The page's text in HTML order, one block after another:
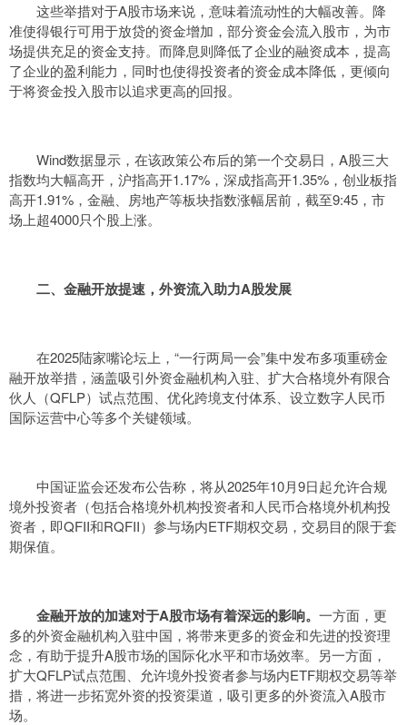
这些举措对于A股市场来说，意味着流动性的大幅改善。降
准使得银行可用于放贷的资金增加，部分资金会流入股市，为市
场提供充足的资金支持。而降息则降低了企业的融资成本，提高
了企业的盈利能力，同时也使得投资者的资金成本降低，更倾向
于将资金投入股市以追求更高的回报。
Wind数据显示，在该政策公布后的第一个交易日，A股三大
指数均大幅高开，沪指高开1.17%，深成指高开1.35%，创业板指
高开1.91%，金融、房地产等板块指数涨幅居前，截至9:45，市
场上超4000只个股上涨。
二、金融开放提速，外资流入助力A股发展
在2025陆家嘴论坛上，“一行两局一会”集中发布多项重磅金
融开放举措，涵盖吸引外资金融机构入驻、扩大合格境外有限合
伙人（QFLP）试点范围、优化跨境支付体系、设立数字人民币
国际运营中心等多个关键领域。
中国证监会还发布公告称，将从2025年10月9日起允许合规
境外投资者（包括合格境外机构投资者和人民币合格境外机构投
资者，即QFII和RQFII）参与场内ETF期权交易，交易目的限于套
期保值。
金融开放的加速对于A股市场有着深远的影响。 一方面，更
多的外资金融机构入驻中国，将带来更多的资金和先进的投资理
念，有助于提升A股市场的国际化水平和市场效率。另一方面，
扩大QFLP试点范围、允许境外投资者参与场内ETF期权交易等举
措，将进一步拓宽外资的投资渠道，吸引更多的外资流入A股市
场。